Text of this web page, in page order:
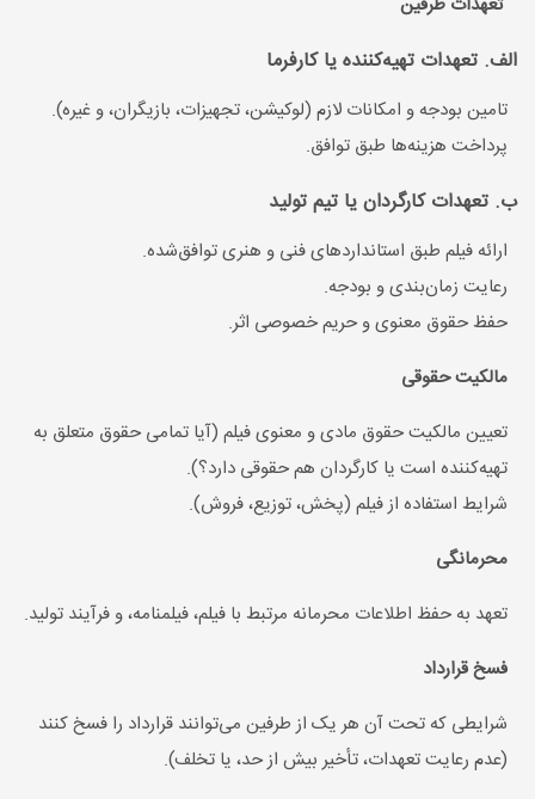
الف. تعهدات تهیه‌کننده یا کارفرما
تامین بودجه و امکانات لازم (لوکیشن، تجهیزات، بازیگران، و غیره).
پرداخت هزینه‌ها طبق توافق.
ب. تعهدات کارگردان یا تیم تولید
ارائه فیلم طبق استانداردهای فنی و هنری توافق‌شده.
رعایت زمان‌بندی و بودجه.
حفظ حقوق معنوی و حریم خصوصی اثر.
مالکیت حقوقی
تعیین مالکیت حقوق مادی و معنوی فیلم (آیا تمامی حقوق متعلق به
تهیه‌کننده است یا کارگردان هم حقوقی دارد؟).
شرایط استفاده از فیلم (پخش، توزیع، فروش).
محرمانگی
تعهد به حفظ اطلاعات محرمانه مرتبط با فیلم، فیلمنامه، و فرآیند تولید.
فسخ قرارداد
شرایطی که تحت آن هر یک از طرفین می‌توانند قرارداد را فسخ کنند
(عدم رعایت تعهدات، تأخیر بیش از حد، یا تخلف).